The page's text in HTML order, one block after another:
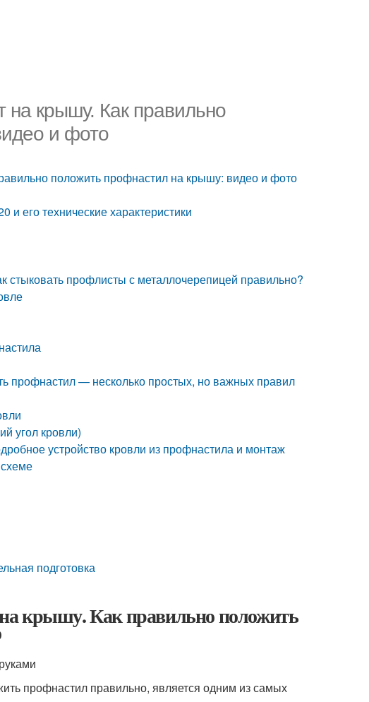
на крышу. Как правильно
и фото
положить профнастил на крышу: видео и фото
его технические характеристики
стыковать профлисты с металлочерепицей правильно?
профнастил — несколько простых, но важных правил
угол кровли)
устройство кровли из профнастила и монтаж
подготовка
крышу. Как правильно положить
профнастил правильно, является одним из самых